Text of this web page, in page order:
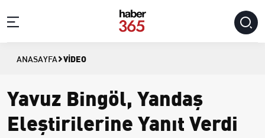
ANASAYFA VIDEO
Yavuz Bingöl, Yandaş
Eleştirilerine Yanıt Verdi